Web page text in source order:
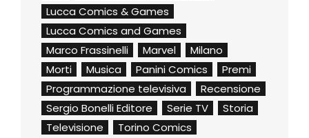
Lucca Comics & Games
Lucca Comics and Games
Marco Frassinelli
Marvel
Milano
Morti
Musica Panini Comics
Premi
Programmazione televisiva
Recensione
Sergio Bonelli Editore
Serie TV
Storia
Televisione
Torino Comics